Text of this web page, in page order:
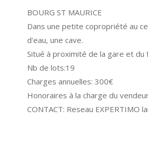
BOURG ST MAURICE
Dans une petite copropriété au
d'eau, une cave.
Situé à proximité de la gare et du
Nb de lots:19
Charges annuelles: 300€
Honoraires à la charge du
CONTACT: Reseau EXPERTIMO